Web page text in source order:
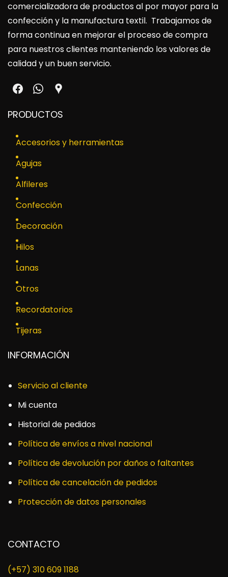
comercializadora de productos al por mayor para la
confección y la manufactura textil. Trabajamos de
forma continua en mejorar el proceso de compra
para nuestros clientes manteniendo los valores de
calidad y un buen servicio.
PRODUCTOS
Accesorios y herramientas
Agujas
Alfileres
Confección
Decoración
Hilos
Lanas
Otros
Recordatorios
Tijeras
INFORMACIÓN
Servicio al cliente
Mi cuenta
Historial de pedidos
Política de envíos a nivel nacional
Política de devolución por daños o faltantes
Política de cancelación de pedidos
Protección de datos personales
CONTACTO
(+57) 310 609 1188